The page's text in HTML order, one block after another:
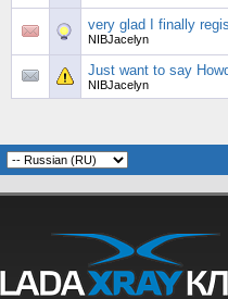
very glad I finally
NIBJacelyn
Just want to say
NIBJacelyn